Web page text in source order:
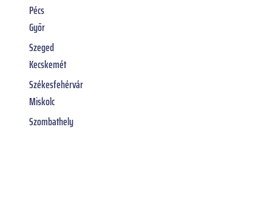
Pécs
Győr
Szeged
Kecskemét
Székesfehérvár
Miskolc
Szombathely